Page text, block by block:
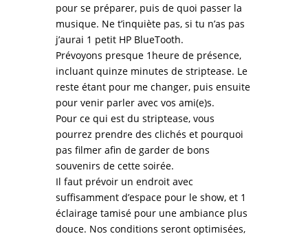
pour se préparer, puis de quoi passer la
musique. Ne t’inquiète pas, si tu n’as pas
j’aurai 1 petit HP BlueTooth.
Prévoyons presque 1heure de présence,
incluant quinze minutes de striptease. Le
reste étant pour me changer, puis ensuite
pour venir parler avec vos ami(e)s.
Pour ce qui est du striptease, vous
pourrez prendre des clichés et pourquoi
pas filmer afin de garder de bons
souvenirs de cette soirée.
Il faut prévoir un endroit avec
suffisamment d’espace pour le show, et 1
éclairage tamisé pour une ambiance plus
douce. Nos conditions seront optimisées,